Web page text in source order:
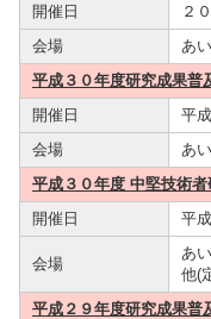
開催日
２
会場
あ
平成３０年度研究成果普
開催日
平
会場
あ
平成３０年度 中堅技術
開催日
平
会場
あ
他(
平成２９年度研究成果普